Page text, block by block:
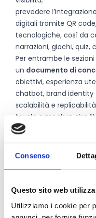
Consenso
Questo sito web
Utilizziamo i cookie per
prevedere
digitali tramite QR
tecnologiche, così da
narrazioni, giochi,
Per entrambe le
un documento di
obiettivi, esperienza
chatbot, brand identity
scalabilità e
tavole e mockup che
finale degli elaborati
comunicazione,
territoriali per Muro
Chi può partecipare